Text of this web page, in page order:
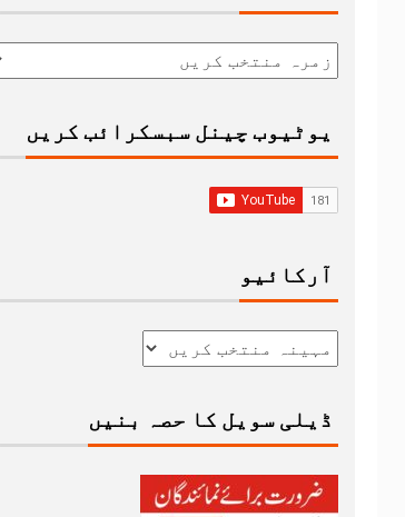
یوٹیوب چینل سبسکرائب کریں
آرکائیو
ڈیلی سویل کا حصہ بنیں